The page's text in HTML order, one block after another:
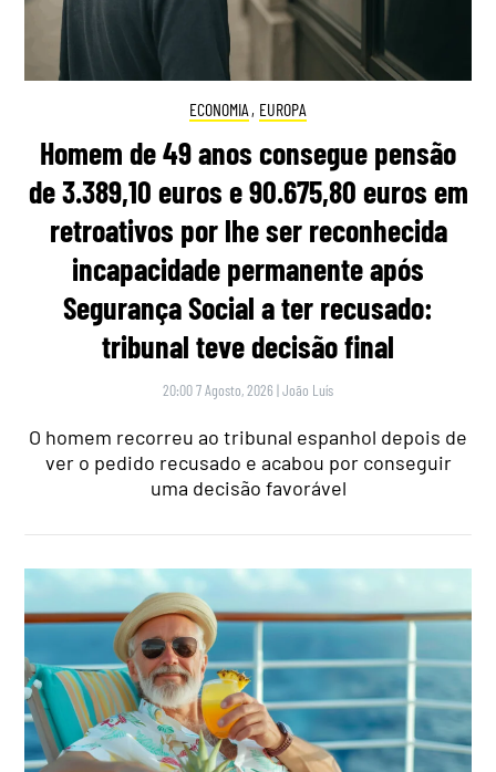
ECONOMIA , EUROPA
Homem de 49 anos consegue pensão
de 3.389,10 euros e 90.675,80 euros em
retroativos por lhe ser reconhecida
incapacidade permanente após
Segurança Social a ter recusado:
tribunal teve decisão final
20:00 7 Agosto, 2026 |João Luís
O homem recorreu ao tribunal espanhol depois de
ver o pedido recusado e acabou por conseguir
uma decisão favorável